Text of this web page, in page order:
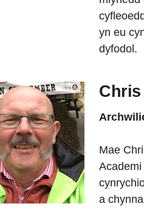
yn eu
dyfodol.
Mae
Academi
a